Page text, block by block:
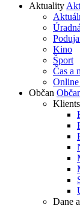
Aktuality
Kino
Šport
Čas a
Občan
Dane